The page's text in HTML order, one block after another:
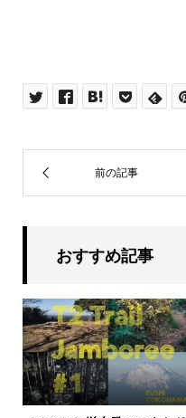
おすすめ記事